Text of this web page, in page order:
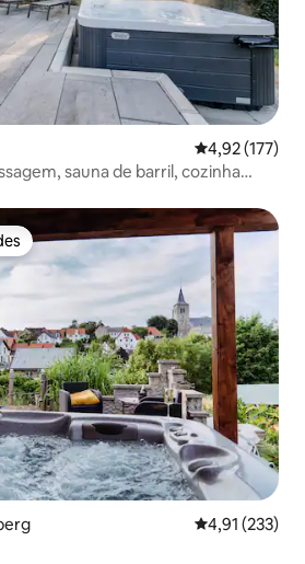
4,92 de uma
4,92 (177)
sauna de barril, cozinha
4,91 de uma
4,91 (233)